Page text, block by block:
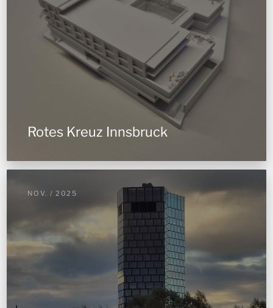
Rotes Kreuz Innsbruck
NOV. / 2025